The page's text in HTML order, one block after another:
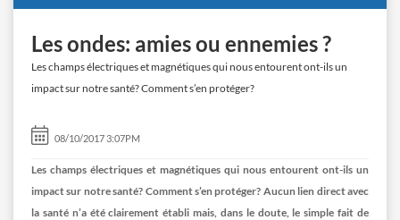
Les ondes: amies ou ennemies ?
Les champs électriques et magnétiques qui nous entourent ont-ils un
impact sur notre santé? Comment s’en protéger?
08/10/2017 3:07PM
Les champs électriques et magnétiques qui nous entourent ont-ils un
impact sur notre santé? Comment s’en protéger? Aucun lien direct avec
la santé n’a été clairement établi mais, dans le doute, le simple fait de